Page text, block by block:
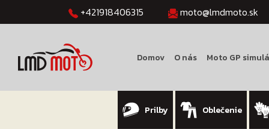
+421918406315 moto@lmdmoto.sk
Domov O nás Moto GP
Prilby Oblečenie